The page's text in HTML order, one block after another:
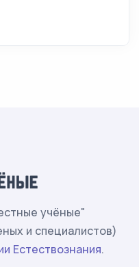
учёные"
и специалистов)
Естествознания.